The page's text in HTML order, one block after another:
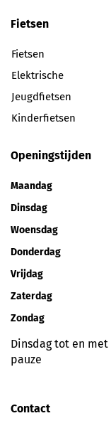
Fietsen
Fietsen
Elektrische
Jeugdfietsen
Kinderfietsen
Openingstijden
Maandag
Dinsdag
Woensdag
Donderdag
Vrijdag
Zaterdag
Zondag
Dinsdag tot en met
pauze
Contact